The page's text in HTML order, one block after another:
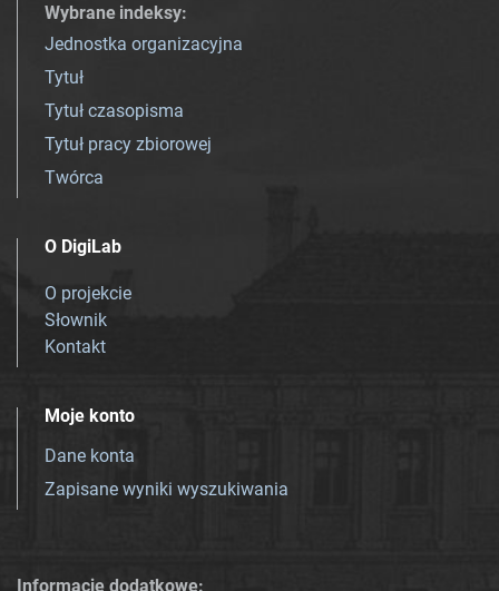
Wybrane indeksy:
Jednostka organizacyjna
Tytuł
Tytuł czasopisma
Tytuł pracy zbiorowej
Twórca
O DigiLab
O projekcie
Słownik
Kontakt
Moje konto
Dane konta
Zapisane wyniki wyszukiwania
Informacje dodatkowe: